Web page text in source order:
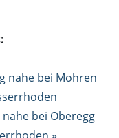
nahe bei Mohren
bei Oberegg